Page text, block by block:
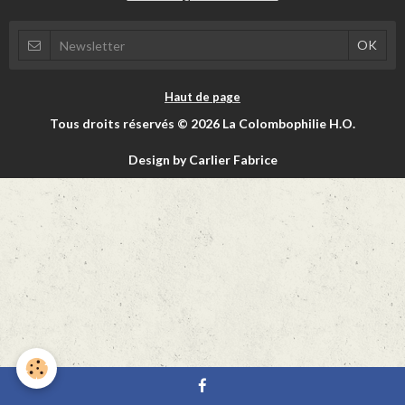
Haut de page
Tous droits réservés © 2026 La Colombophilie H.O.
Design by Carlier Fabrice